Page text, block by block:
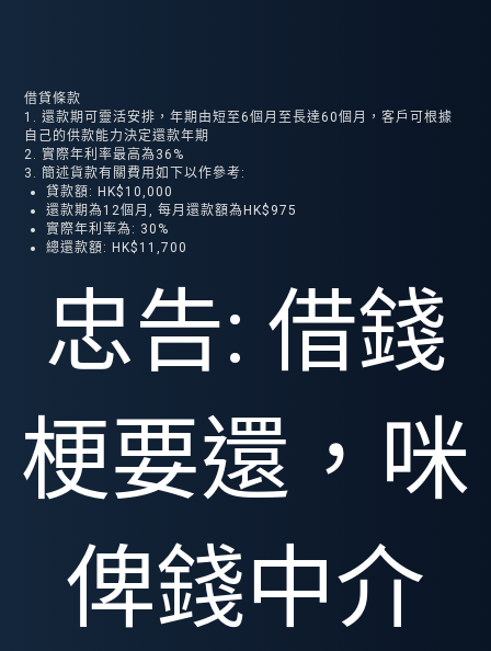
借貸條款
1. 還款期可靈活安排，年期由短至6個月至長達60個月，客戶可根據
自己的供款能力決定還款年期
2. 實際年利率最高為36%
3. 簡述貨款有關費用如下以作參考:
貸款額: HK$10,000
還款期為12個月, 每月還款額為HK$975
實際年利率為: 30%
總還款額: HK$11,700
忠告: 借錢
梗要還，咪
俾錢中介